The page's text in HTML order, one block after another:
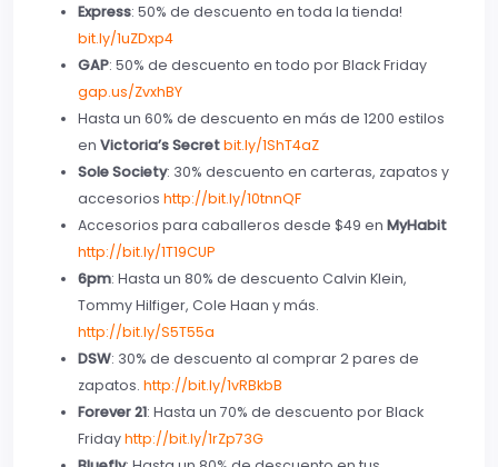
Express: 50% de descuento en toda la tienda!
bit.ly/1uZDxp4
GAP: 50% de descuento en todo por Black Friday
gap.us/ZvxhBY
Hasta un 60% de descuento en más de 1200 estilos
en Victoria’s Secretbit.ly/1ShT4aZ
Sole Society: 30% descuento en carteras, zapatos y
accesorios http://bit.ly/10tnnQF
Accesorios para caballeros desde $49 en MyHabit
http://bit.ly/1T19CUP
6pm: Hasta un 80% de descuento Calvin Klein,
Tommy Hilfiger, Cole Haan y más.
http://bit.ly/S5T55a
DSW: 30% de descuento al comprar 2 pares de
zapatos. http://bit.ly/1vRBkbB
Forever 21: Hasta un 70% de descuento por Black
Fridayhttp://bit.ly/1rZp73G